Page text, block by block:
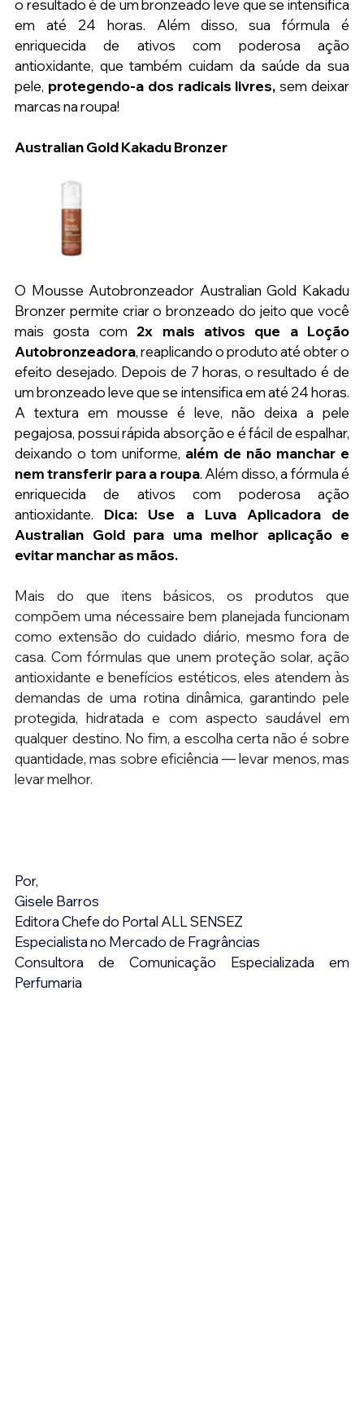
o resultado é de um bronzeado leve que se intensifica
em até 24 horas. Além disso, sua fórmula é
enriquecida de ativos com poderosa ação
antioxidante, que também cuidam da saúde da sua
pele, protegendo-a dos radicais livres, sem deixar
marcas na roupa!
Australian Gold Kakadu Bronzer
O Mousse Autobronzeador Australian Gold Kakadu
Bronzer permite criar o bronzeado do jeito que você
mais gosta com 2x mais ativos que a Loção
Autobronzeadora, reaplicando o produto até obter o
efeito desejado. Depois de 7 horas, o resultado é de
um bronzeado leve que se intensifica em até 24 horas.
A textura em mousse é leve, não deixa a pele
pegajosa, possui rápida absorção e é fácil de espalhar,
deixando o tom uniforme, além de não manchar e
nem transferir para a roupa. Além disso, a fórmula é
enriquecida de ativos com poderosa ação
antioxidante. Dica: Use a Luva Aplicadora de
Australian Gold para uma melhor aplicação e
evitar manchar as mãos.
Mais do que itens básicos, os produtos que
compõem uma nécessaire bem planejada funcionam
como extensão do cuidado diário, mesmo fora de
casa. Com fórmulas que unem proteção solar, ação
antioxidante e benefícios estéticos, eles atendem às
demandas de uma rotina dinâmica, garantindo pele
protegida, hidratada e com aspecto saudável em
qualquer destino. No fim, a escolha certa não é sobre
quantidade, mas sobre eficiência — levar menos, mas
levar melhor.
Por,
Gisele Barros
Editora Chefe do Portal ALL SENSEZ
Especialista no Mercado de Fragrâncias
Consultora de Comunicação Especializada em
Perfumaria